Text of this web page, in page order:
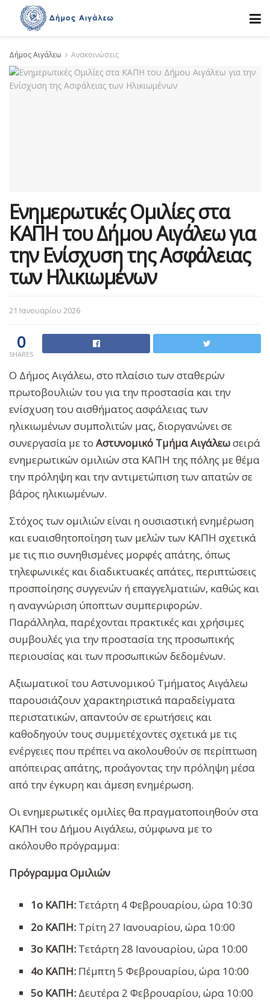
Δήμος Αιγάλεω Ανακοινώσεις
Ενημερωτικές Ομιλίες στα
ΚΑΠΗ του Δήμου Αιγάλεω για
την Ενίσχυση της Ασφάλειας
των Ηλικιωμένων
21 Ιανουαρίου 2026
0
SHARES
Ο Δήμος Αιγάλεω, στο πλαίσιο των σταθερών
πρωτοβουλιών του για την προστασία και την
ενίσχυση του αισθήματος ασφάλειας των
ηλικιωμένων συμπολιτών μας, διοργανώνει σε
συνεργασία με το Αστυνομικό Τμήμα Αιγάλεωσειρά
ενημερωτικών ομιλιών στα ΚΑΠΗ της πόλης με θέμα
την πρόληψη και την αντιμετώπιση των απατών σε
βάρος ηλικιωμένων.
Στόχος των ομιλιών είναι η ουσιαστική ενημέρωση
και ευαισθητοποίηση των μελών των ΚΑΠΗ σχετικά
με τις πιο συνηθισμένες μορφές απάτης, όπως
τηλεφωνικές και διαδικτυακές απάτες, περιπτώσεις
προσποίησης συγγενών ή επαγγελματιών, καθώς και
η αναγνώριση ύποπτων συμπεριφορών.
Παράλληλα, παρέχονται πρακτικές και χρήσιμες
συμβουλές για την προστασία της προσωπικής
περιουσίας και των προσωπικών δεδομένων.
Αξιωματικοί του Αστυνομικού Τμήματος Αιγάλεω
παρουσιάζουν χαρακτηριστικά παραδείγματα
περιστατικών, απαντούν σε ερωτήσεις και
καθοδηγούν τους συμμετέχοντες σχετικά με τις
ενέργειες που πρέπει να ακολουθούν σε περίπτωση
απόπειρας απάτης, προάγοντας την πρόληψη μέσα
από την έγκυρη και άμεση ενημέρωση.
Οι ενημερωτικές ομιλίες θα πραγματοποιηθούν στα
ΚΑΠΗ του Δήμου Αιγάλεω, σύμφωνα με το
ακόλουθο πρόγραμμα:
Πρόγραμμα Ομιλιών
1ο ΚΑΠΗ: Τετάρτη 4 Φεβρουαρίου, ώρα 10:30
2ο ΚΑΠΗ: Τρίτη 27 Ιανουαρίου, ώρα 10:00
3ο ΚΑΠΗ: Τετάρτη 28 Ιανουαρίου, ώρα 10:00
4ο ΚΑΠΗ: Πέμπτη 5 Φεβρουαρίου, ώρα 10:00
5ο ΚΑΠΗ: Δευτέρα 2 Φεβρουαρίου, ώρα 10:00